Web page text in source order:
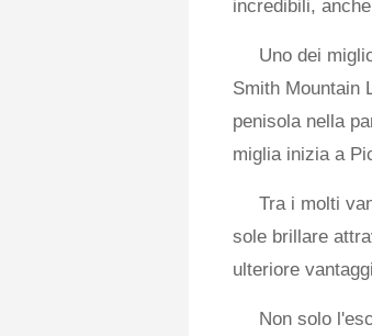
incredibili,
Uno dei
Smith Mountain
penisola nella
miglia inizia a
Tra i molti
sole brillare
ulteriore
Non solo